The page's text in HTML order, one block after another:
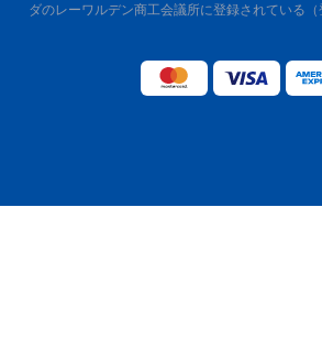
ダのレーワルデン商工会議所に登録されている